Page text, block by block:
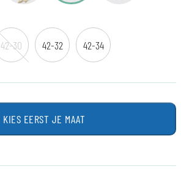
42-30 42-32 42-34
KIES EERST JE MAAT